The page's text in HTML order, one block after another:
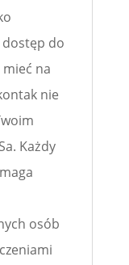
do
na
nie
Każdy
osób